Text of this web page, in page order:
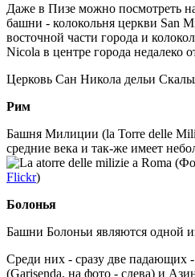
Даже в Пизе можно посмотреть
башни - колокольня церкви San
восточной части города и
Nicola в центре города недалеко
Церковь Сан Никола дельи
Рим
Башня Милиции (la Torre delle
средние века и так-же имеет
Flickr)
Болонья
Башни Болоньи являются одной
Среди них - сразу две падающих
(Garisenda, на фото - слева) и